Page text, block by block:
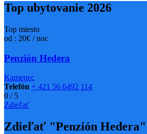
Top ubytovanie 2026
Top miesto
od : 20€ / noc
Penzión Hedera
Kamenec
Telefón + 421 56 6492 114
0 /5
Zdieľať
Zdieľať "Penzión Hedera"